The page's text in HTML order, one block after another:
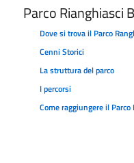
Parco Rianghiasci
Dove si trova il Parco
Cenni Storici
La struttura del parco
I percorsi
Come raggiungere il